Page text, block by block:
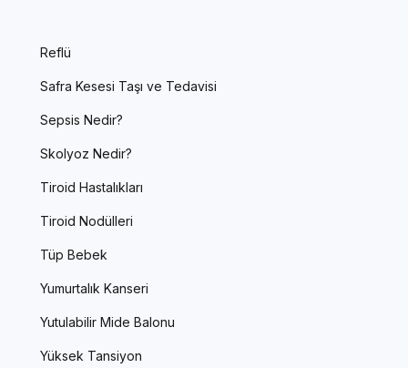
Reflü
Safra Kesesi Taşı ve Tedavisi
Sepsis Nedir?
Skolyoz Nedir?
Tiroid Hastalıkları
Tiroid Nodülleri
Tüp Bebek
Yumurtalık Kanseri
Yutulabilir Mide Balonu
Yüksek Tansiyon